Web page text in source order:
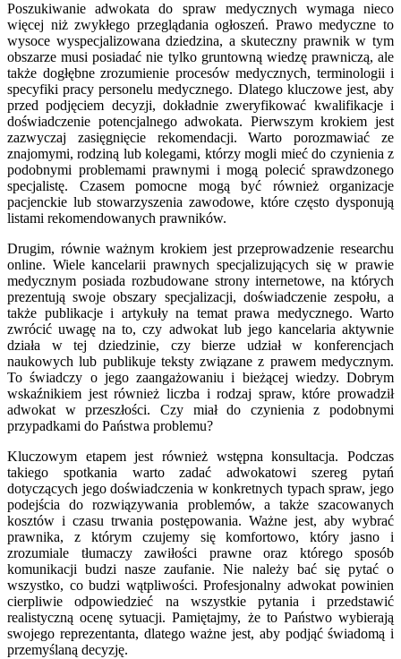
Poszukiwanie adwokata do spraw medycznych wymaga nieco
więcej niż zwykłego przeglądania ogłoszeń. Prawo medyczne to
wysoce wyspecjalizowana dziedzina, a skuteczny prawnik w tym
obszarze musi posiadać nie tylko gruntowną wiedzę prawniczą, ale
także dogłębne zrozumienie procesów medycznych, terminologii i
specyfiki pracy personelu medycznego. Dlatego kluczowe jest, aby
przed podjęciem decyzji, dokładnie zweryfikować kwalifikacje i
doświadczenie potencjalnego adwokata. Pierwszym krokiem jest
zazwyczaj zasięgnięcie rekomendacji. Warto porozmawiać ze
znajomymi, rodziną lub kolegami, którzy mogli mieć do czynienia z
podobnymi problemami prawnymi i mogą polecić sprawdzonego
specjalistę. Czasem pomocne mogą być również organizacje
pacjenckie lub stowarzyszenia zawodowe, które często dysponują
listami rekomendowanych prawników.
Drugim, równie ważnym krokiem jest przeprowadzenie researchu
online. Wiele kancelarii prawnych specjalizujących się w prawie
medycznym posiada rozbudowane strony internetowe, na których
prezentują swoje obszary specjalizacji, doświadczenie zespołu, a
także publikacje i artykuły na temat prawa medycznego. Warto
zwrócić uwagę na to, czy adwokat lub jego kancelaria aktywnie
działa w tej dziedzinie, czy bierze udział w konferencjach
naukowych lub publikuje teksty związane z prawem medycznym.
To świadczy o jego zaangażowaniu i bieżącej wiedzy. Dobrym
wskaźnikiem jest również liczba i rodzaj spraw, które prowadził
adwokat w przeszłości. Czy miał do czynienia z podobnymi
przypadkami do Państwa problemu?
Kluczowym etapem jest również wstępna konsultacja. Podczas
takiego spotkania warto zadać adwokatowi szereg pytań
dotyczących jego doświadczenia w konkretnych typach spraw, jego
podejścia do rozwiązywania problemów, a także szacowanych
kosztów i czasu trwania postępowania. Ważne jest, aby wybrać
prawnika, z którym czujemy się komfortowo, który jasno i
zrozumiale tłumaczy zawiłości prawne oraz którego sposób
komunikacji budzi nasze zaufanie. Nie należy bać się pytać o
wszystko, co budzi wątpliwości. Profesjonalny adwokat powinien
cierpliwie odpowiedzieć na wszystkie pytania i przedstawić
realistyczną ocenę sytuacji. Pamiętajmy, że to Państwo wybierają
swojego reprezentanta, dlatego ważne jest, aby podjąć świadomą i
przemyślaną decyzję.